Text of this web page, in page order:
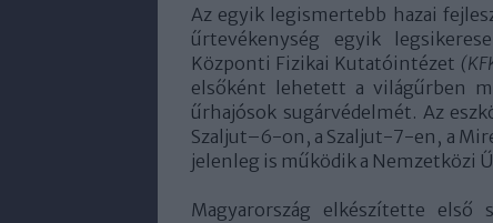
Az egyik legismertebb hazai
űrtevékenység egyik
Központi Fizikai Kutatóintézet
elsőként lehetett a világűrben
űrhajósok sugárvédelmét. Az
Szaljut–6-on, a Szaljut-7-en, a
jelenleg is működik a Nemzetközi
Magyarország elkészítette első